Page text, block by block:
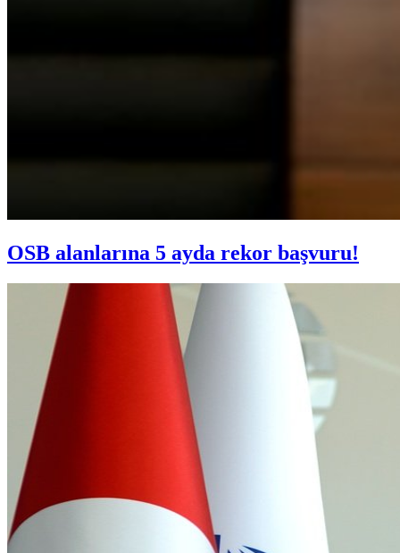
OSB alanlarına 5 ayda rekor başvuru!